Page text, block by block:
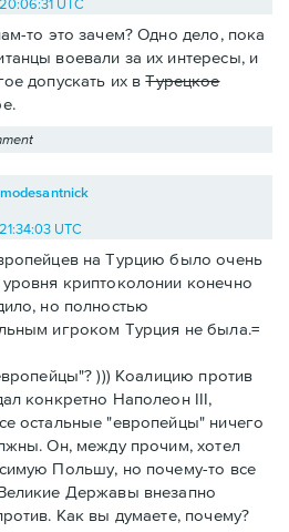
UTC
то это зачем? Одно дело, пока
воевали за их интересы, и
допускать их вТурецкое
UTC
на Турцию было очень
криптоколонии конечно
но полностью
игроком Турция не была.=
))) Коалицию против
конкретно Наполеон III,
остальные "европейцы" ничего
Он, между прочим, хотел
Польшу, но почему-то все
Державы внезапно
Как вы думаете, почему?